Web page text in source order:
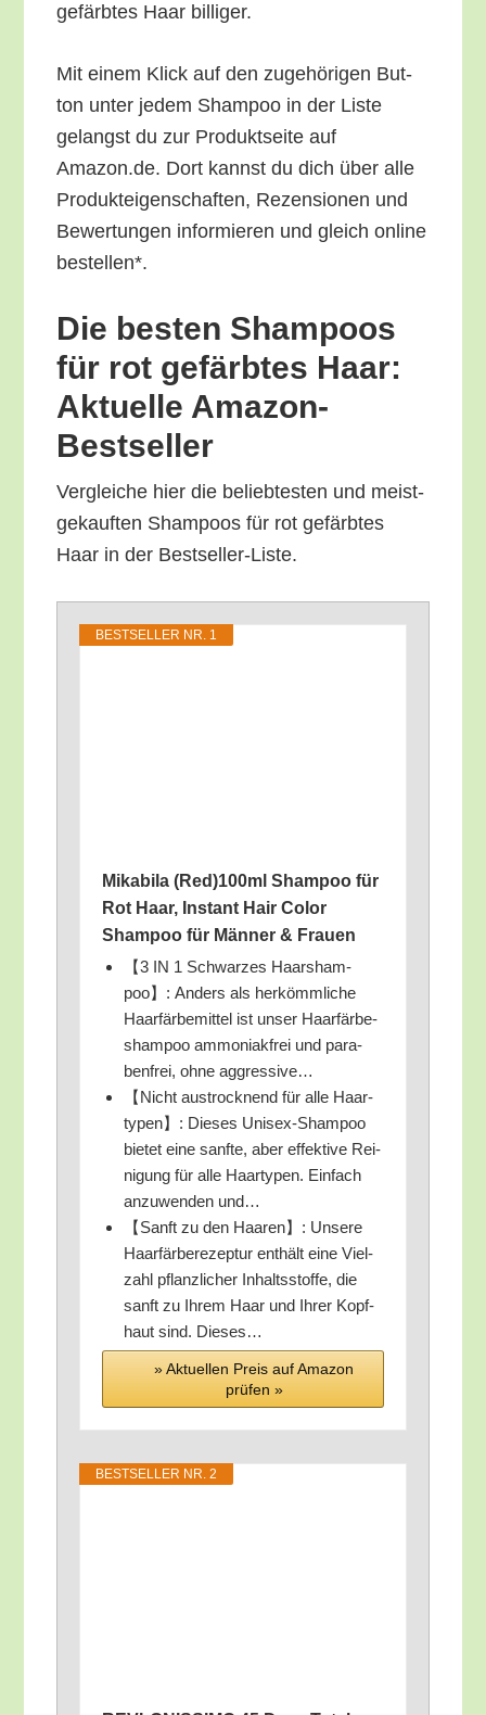
gefärb­tes Haar billiger.
Mit einem Klick auf den zuge­hö­ri­gen But­
ton unter jedem Sham­poo in der Lis­te
gelangst du zur Pro­dukt­sei­te auf
Amazon.de. Dort kannst du dich über alle
Pro­duk­tei­gen­schaf­ten, Rezen­sio­nen und
Bewer­tun­gen infor­mie­ren und gleich online
bestellen*.
Die bes­ten Sham­poos
für rot gefärb­tes Haar:
Aktu­el­le Amazon-
Bestseller
Ver­glei­che hier die belieb­tes­ten und meist­
ge­kauf­ten Sham­poos für rot gefärb­tes
Haar in der Bestseller-Liste.
BEST­SEL­LER NR. 1
Mika­bi­la (Red)100ml Sham­poo für
Rot Haar, Instant Hair Color
Sham­poo für Män­ner & Frauen
【3 IN 1 Schwar­zes Haar­sham­
poo】: Anders als her­kömm­li­che
Haar­fär­be­mit­tel ist unser Haar­fär­be­
sham­poo ammo­niak­frei und para­
ben­frei, ohne aggressive…
【Nicht aus­trock­nend für alle Haar­
ty­pen】: Die­ses Uni­sex-Sham­poo
bie­tet eine sanf­te, aber effek­ti­ve Rei­
ni­gung für alle Haar­ty­pen. Ein­fach
anzu­wen­den und…
【Sanft zu den Haa­ren】: Unse­re
Haar­fär­be­re­zep­tur ent­hält eine Viel­
zahl pflanz­li­cher Inhalts­stof­fe, die
sanft zu Ihrem Haar und Ihrer Kopf­
haut sind. Dieses…
» Aktu­el­len Preis auf Ama­zon
prü­fen »
BEST­SEL­LER NR. 2